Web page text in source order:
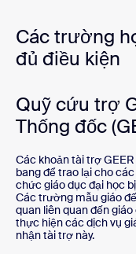
Các trường
đủ điều kiện
Quỹ cứu trợ
Thống đốc
Các khoản tài trợ
bang để trao lại cho
chức giáo dục đại học
Các trường mẫu giáo
quan liên quan đến
thực hiện các dịch vụ
nhận tài trợ này.